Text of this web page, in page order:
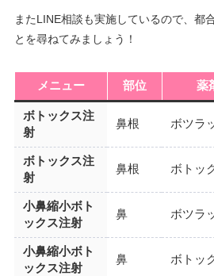
またLINE相談も実施しているので、都
とを尋ねてみましょう！
メニュー 部位 薬
ボトックス注
射
鼻根 ボツラ
ボトックス注
射
鼻根 ボトッ
小鼻縮小ボト
ックス注射
鼻 ボツラ
小鼻縮小ボト
ックス注射
鼻 ボトッ